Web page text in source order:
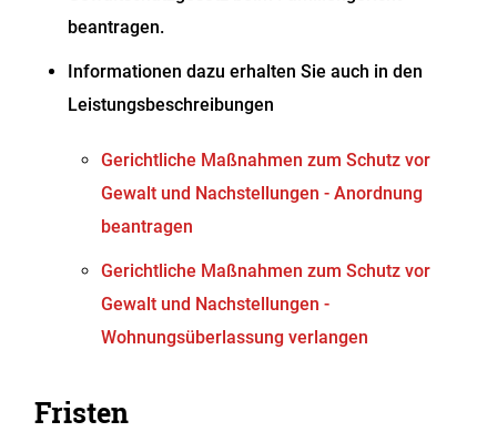
beantragen.
Informationen dazu erhalten Sie auch in den
Leistungsbeschreibungen
Gerichtliche Maßnahmen zum Schutz vor
Gewalt und Nachstellungen - Anordnung
beantragen
Gerichtliche Maßnahmen zum Schutz vor
Gewalt und Nachstellungen -
Wohnungsüberlassung verlangen
Fristen